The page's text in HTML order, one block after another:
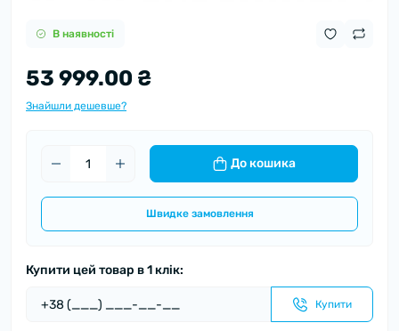
В наявності
53 999.00 ₴
Знайшли дешевше?
До кошика
Швидке замовлення
Купити цей товар в 1 клік:
Купити